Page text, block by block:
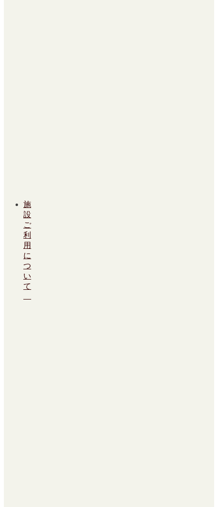
施
設
ご
利
用
に
つ
い
て